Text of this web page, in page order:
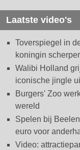
Laatste video's
Toverspiegel in
koningin
Walibi Holland
iconische jingle
Burgers' Zoo
wereld
Spelen bij
euro voor
Video: